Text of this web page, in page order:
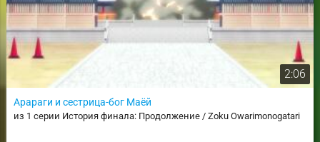
2:06
Арараги и сестрица-бог Маёй
из 1 серии История финала: Продолжение / Zoku Owarimonogatari